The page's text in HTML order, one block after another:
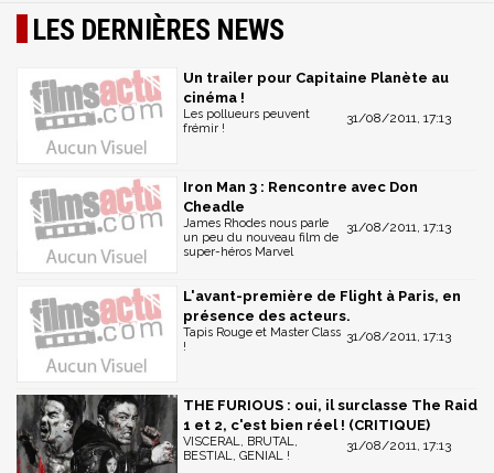
LES DERNIÈRES NEWS
Un trailer pour Capitaine Planète au
cinéma !
31/08/2011, 17:13
Les pollueurs peuvent
frémir !
Iron Man 3 : Rencontre avec Don
Cheadle
31/08/2011, 17:13
James Rhodes nous parle
un peu du nouveau film de
super-héros Marvel
L'avant-première de Flight à Paris, en
présence des acteurs.
31/08/2011, 17:13
Tapis Rouge et Master Class
!
THE FURIOUS : oui, il surclasse The Raid
1 et 2, c'est bien réel ! (CRITIQUE)
31/08/2011, 17:13
VISCERAL, BRUTAL,
BESTIAL, GENIAL !